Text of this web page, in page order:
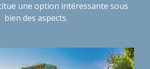
une option intéressante sous
bien des aspects.